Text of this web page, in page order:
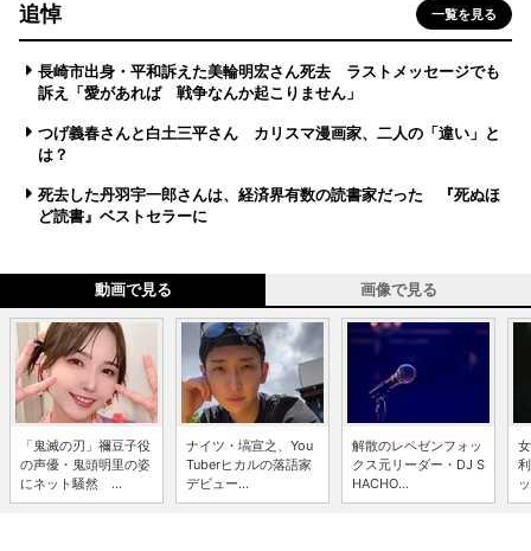
追悼 一覧を見る
長崎市出身・平和訴えた美輪明宏さん死去 ラストメッセージでも
訴え「愛があれば 戦争なんか起こりません」
つげ義春さんと白土三平さん カリスマ漫画家、二人の「違い」と
は？
死去した丹羽宇一郎さんは、経済界有数の読書家だった 『死ぬほ
ど読書』ベストセラーに
動画で見る 画像で見る
「鬼滅の刃」禰豆子役
の声優・鬼頭明里の姿
にネット騒然 ...
ナイツ・塙宣之、You
Tuberヒカルの落語家
デビュー...
解散のレペゼンフォッ
クス元リーダー・DJ S
HACHO...